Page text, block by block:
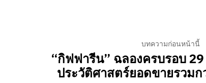
บทความก่อนหน้านี้
“กิฟฟารีน” ฉลองครบรอบ
ประวัติศาสตร์ยอดขายรวม